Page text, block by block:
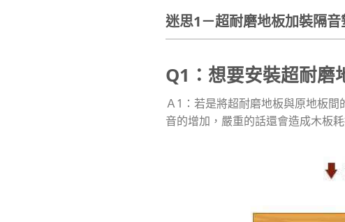
迷思1－超耐磨地板加裝隔音
Q1 ：想要安裝超耐
Ａ1：若是將超耐磨地板與原地板
音的增加，嚴重的話還會造成木板